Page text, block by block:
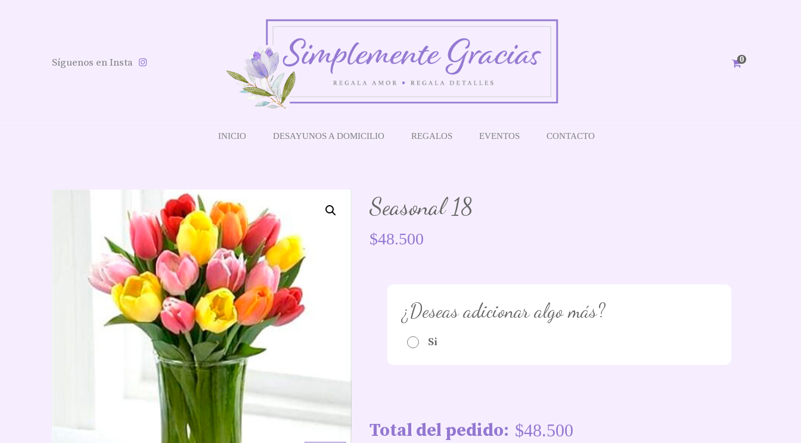
Síguenos en Insta 0
INICIO DESAYUNOS A DOMICILIO REGALOS EVENTOS CONTACTO
Seasonal 18
$48.500
¿Deseas adicionar algo más?
Si
Total del pedido: $48.500